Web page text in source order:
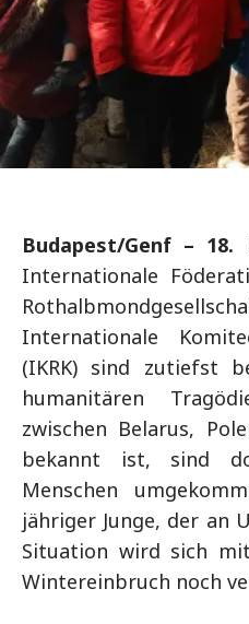
Budapest/Genf – 18.
Internationale
Internationale
(IKRK) sind zutiefst
humanitären
zwischen Belarus,
bekannt ist, sind
Menschen
jähriger Junge, der an
Situation wird sich
Wintereinbruch noch